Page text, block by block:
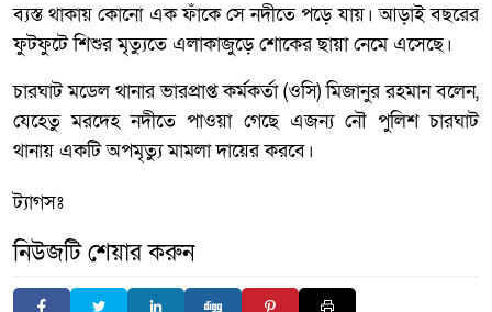
ব্যস্ত থাকায় কোনো এক ফাঁকে সে নদীতে পড়ে যায়। আড়াই বছরের
ফুটফুটে শিশুর মৃত্যুতে এলাকাজুড়ে শোকের ছায়া নেমে এসেছে।
চারঘাট মডেল থানার ভারপ্রাপ্ত কর্মকর্তা (ওসি) মিজানুর রহমান বলেন,
যেহেতু মরদেহ নদীতে পাওয়া গেছে এজন্য নৌ পুলিশ চারঘাট
থানায় একটি অপমৃত্যু মামলা দায়ের করবে।
ট্যাগসঃ
নিউজটি শেয়ার করুন